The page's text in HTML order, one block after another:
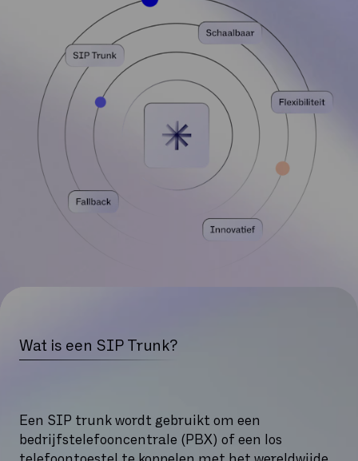
Wat is een SIP Trunk?
Een SIP trunk wordt gebruikt om een
bedrijfstelefooncentrale (PBX) of een los